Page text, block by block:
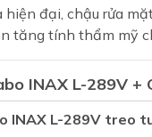
đại, chậu rửa
tăng tính thẩm mỹ
INAX L-289V +
INAX L-289V treo